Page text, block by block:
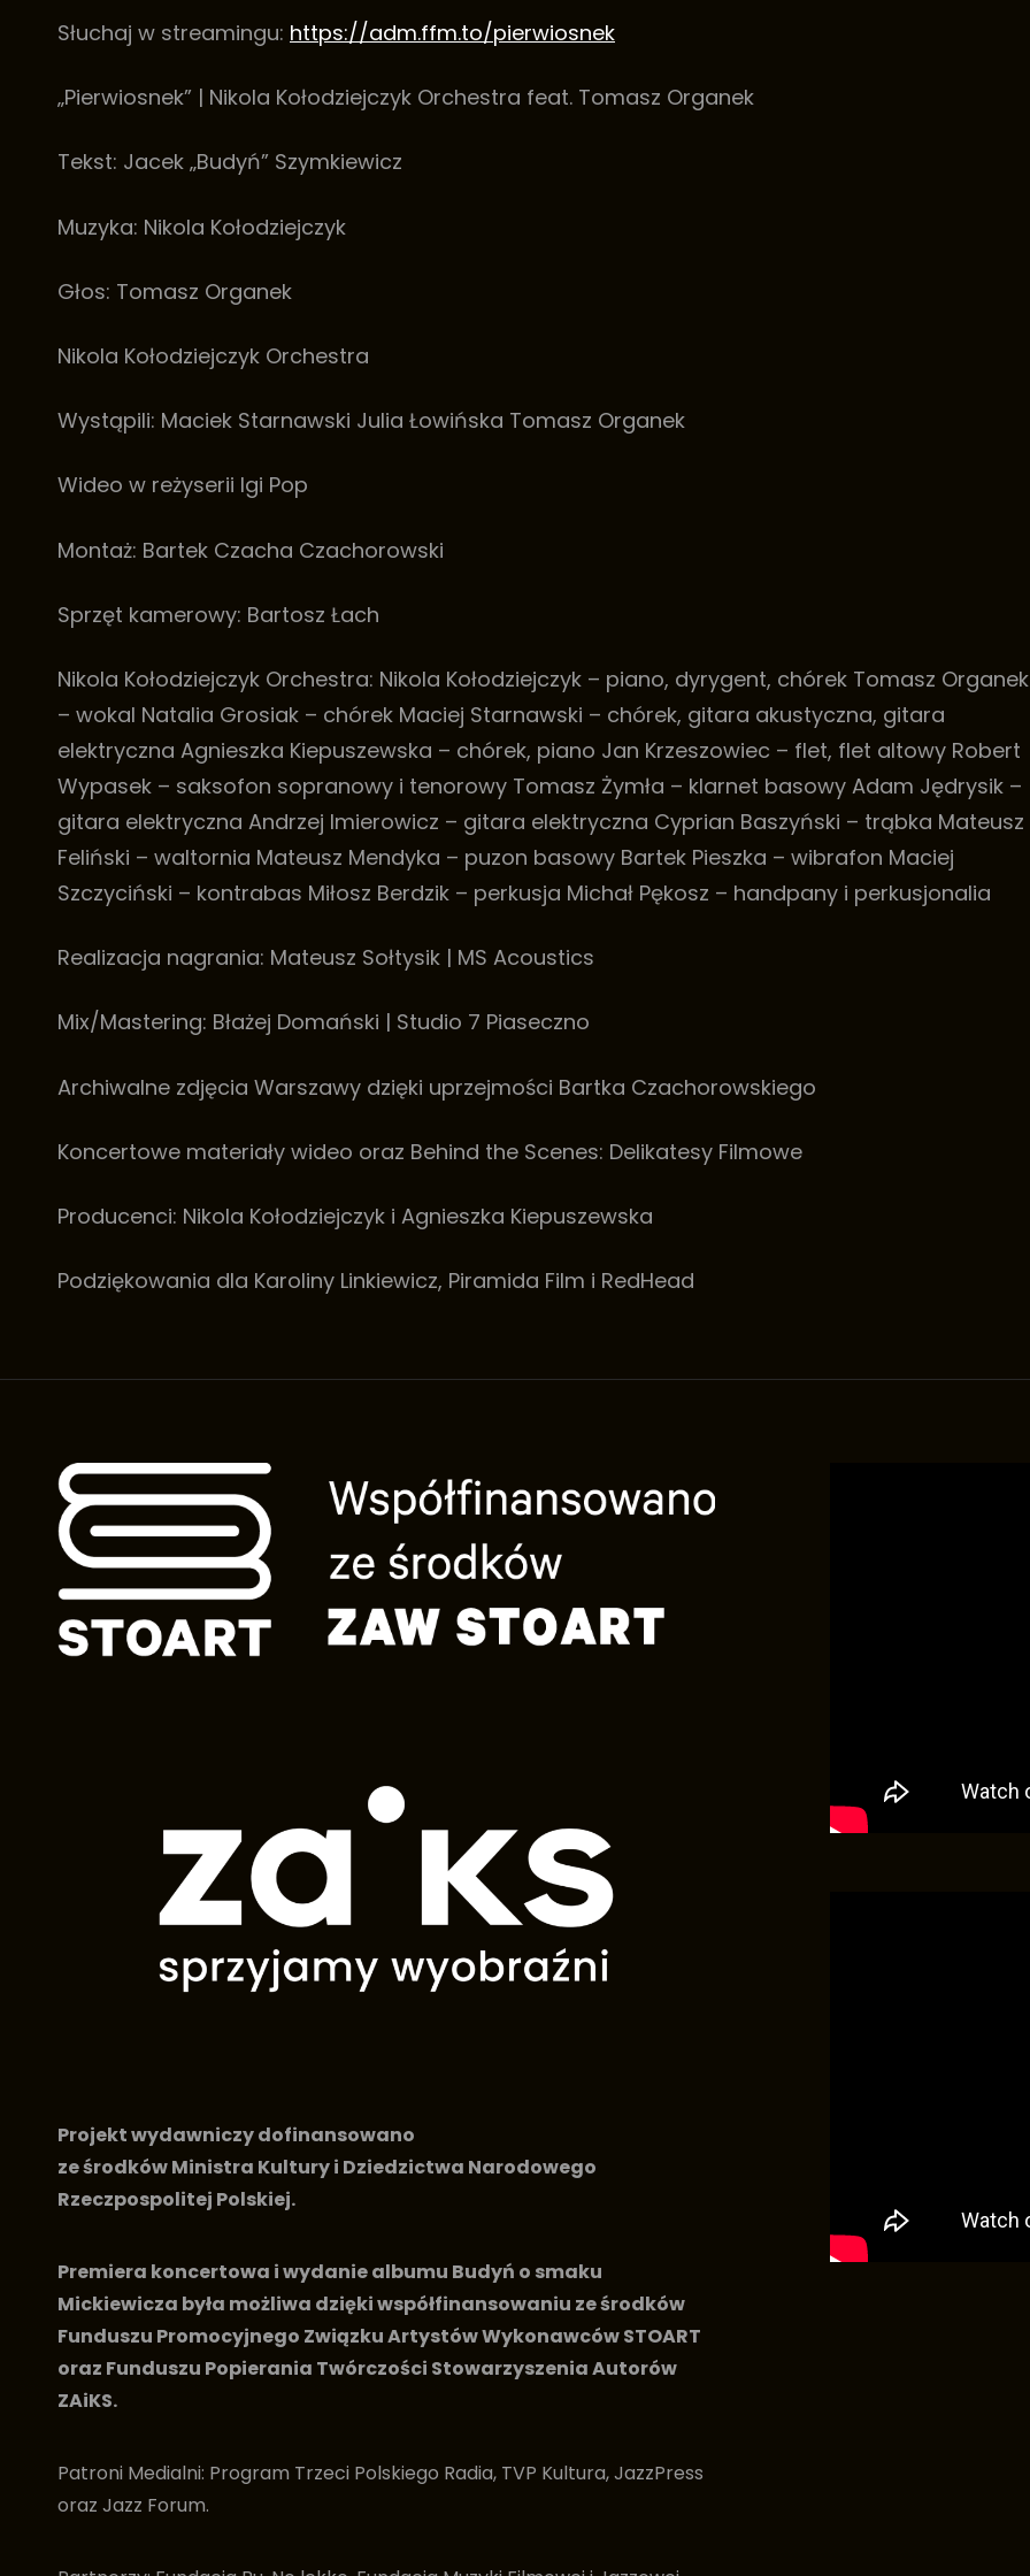
Słuchaj w streamingu: https://adm.ffm.to/pierwiosnek
„Pierwiosnek” | Nikola Kołodziejczyk Orchestra feat. Tomasz Organek
Tekst: Jacek „Budyń” Szymkiewicz
Muzyka: Nikola Kołodziejczyk
Głos: Tomasz Organek
Nikola Kołodziejczyk Orchestra
Wystąpili: Maciek Starnawski Julia Łowińska Tomasz Organek
Wideo w reżyserii Igi Pop
Montaż: Bartek Czacha Czachorowski
Sprzęt kamerowy: Bartosz Łach
Nikola Kołodziejczyk Orchestra: Nikola Kołodziejczyk – piano, dyrygent, chórek Tomasz Organek
– wokal Natalia Grosiak – chórek Maciej Starnawski – chórek, gitara akustyczna, gitara
elektryczna Agnieszka Kiepuszewska – chórek, piano Jan Krzeszowiec – flet, flet altowy Robert
Wypasek – saksofon sopranowy i tenorowy Tomasz Żymła – klarnet basowy Adam Jędrysik –
gitara elektryczna Andrzej Imierowicz – gitara elektryczna Cyprian Baszyński – trąbka Mateusz
Feliński – waltornia Mateusz Mendyka – puzon basowy Bartek Pieszka – wibrafon Maciej
Szczyciński – kontrabas Miłosz Berdzik – perkusja Michał Pękosz – handpany i perkusjonalia
Realizacja nagrania: Mateusz Sołtysik | MS Acoustics
Mix/Mastering: Błażej Domański | Studio 7 Piaseczno
Archiwalne zdjęcia Warszawy dzięki uprzejmości Bartka Czachorowskiego
Koncertowe materiały wideo oraz Behind the Scenes: Delikatesy Filmowe
Producenci: Nikola Kołodziejczyk i Agnieszka Kiepuszewska
Podziękowania dla Karoliny Linkiewicz, Piramida Film i RedHead
Projekt wydawniczy dofinansowano
ze środków Ministra Kultury i Dziedzictwa Narodowego
Rzeczpospolitej Polskiej.
Premiera koncertowa i wydanie albumu Budyń o smaku
Mickiewicza była możliwa dzięki współfinansowaniu ze środków
Funduszu Promocyjnego Związku Artystów Wykonawców STOART
oraz Funduszu Popierania Twórczości Stowarzyszenia Autorów
ZAiKS.
Patroni Medialni: Program Trzeci Polskiego Radia, TVP Kultura, JazzPress
oraz Jazz Forum.